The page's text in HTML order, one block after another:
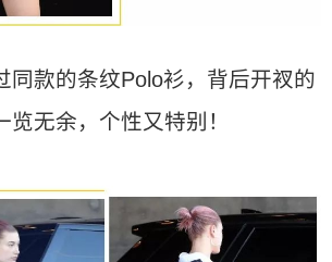
同款的条纹Polo衫，背后开衩的
览无余，个性又特别！